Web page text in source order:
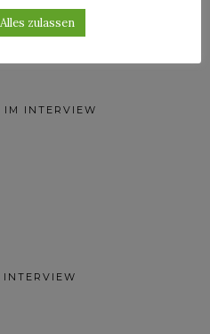
IM INTERVIEW
INTERVIEW
Alles zulassen